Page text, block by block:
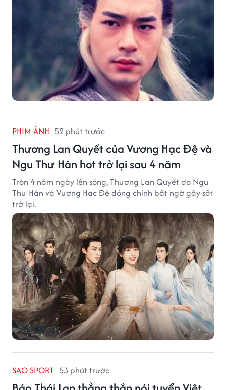
PHIM ẢNH 52 phút trước
Thương Lan Quyết của Vương Hạc Đệ và
Ngu Thư Hân hot trở lại sau 4 năm
Tròn 4 năm ngày lên sóng, Thương Lan Quyết do Ngu
Thư Hân và Vương Hạc Đệ đóng chính bất ngờ gây sốt
trở lại.
SAO SPORT 53 phút trước